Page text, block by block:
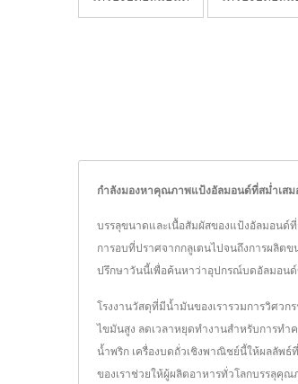
กำลังมองหาคุณภาพแป้งอัลมอนด์ที่สม่ำเสม
บรรลุขนาดและเนื้อสัมผัสของแป้งอัลมอนด์ที่
การอบที่ปราศจากกลูเตนไปจนถึงการผลิต
ปรึกษาวันนี้เพื่อค้นหาว่าอุปกรณ์บดอัลมอน
โรงงานวัสดุที่มีน้ำมันของเรารวมการวิศว
ไขมันสูง ลดเวลาหยุดทำงานสำหรับการท
น้ำพริก เครื่องบดถั่วเชิงพาณิชย์นี้ให้ผลลัพ
ของเราช่วยให้ผู้ผลิตอาหารทั่วโลกบรรลุคุ